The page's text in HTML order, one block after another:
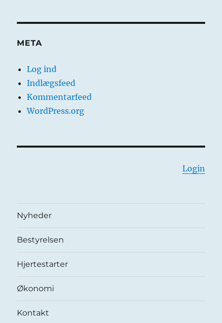
META
Log ind
Indlægsfeed
Kommentarfeed
WordPress.org
Login
Nyheder
Bestyrelsen
Hjertestarter
Økonomi
Kontakt